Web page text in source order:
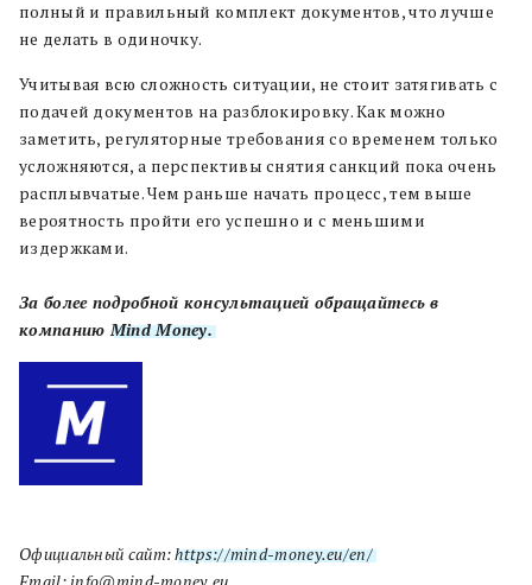
полный и правильный комплект документов, что лучше
не делать в одиночку.
Учитывая всю сложность ситуации, не стоит затягивать с
подачей документов на разблокировку. Как можно
заметить, регуляторные требования со временем только
усложняются, а перспективы снятия санкций пока очень
расплывчатые. Чем раньше начать процесс, тем выше
вероятность пройти его успешно и с меньшими
издержками.
За более подробной консультацией обращайтесь в
компаниюMind Money.
Официальный сайт:https://mind-money.eu/en/